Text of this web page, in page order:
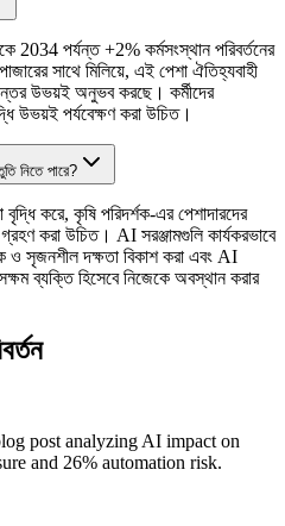
পর্যন্ত +2% কর্মসংস্থান পরিবর্তনের
সাথে মিলিয়ে, এই পেশা ঐতিহ্যবাহী
উভয়ই অনুভব করছে। কর্মীদের
উভয়ই পর্যবেক্ষণ করা উচিত।
নিতে পারে?
করে, কৃষি পরিদর্শক-এর পেশাদারদের
করা উচিত। AI সরঞ্জামগুলি কার্যকরভাবে
ও সৃজনশীল দক্ষতা বিকাশ করা এবং AI
ব্যক্তি হিসেবে নিজেকে অবস্থান করার
post analyzing AI impact on
and 26% automation risk.